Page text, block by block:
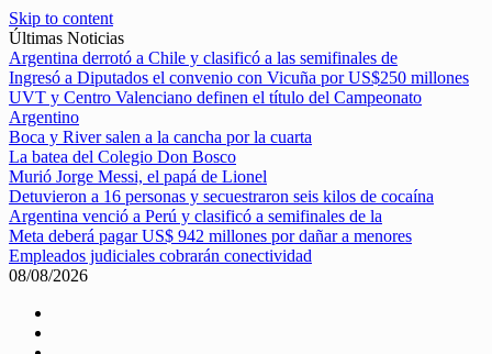
Skip to content
Últimas Noticias
Argentina derrotó a Chile y clasificó a las semifinales de
Ingresó a Diputados el convenio con Vicuña por US$250 millones
UVT y Centro Valenciano definen el título del Campeonato
Argentino
Boca y River salen a la cancha por la cuarta
La batea del Colegio Don Bosco
Murió Jorge Messi, el papá de Lionel
Detuvieron a 16 personas y secuestraron seis kilos de cocaína
Argentina venció a Perú y clasificó a semifinales de la
Meta deberá pagar US$ 942 millones por dañar a menores
Empleados judiciales cobrarán conectividad
08/08/2026